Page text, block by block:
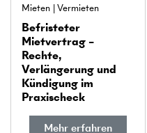
Mieten Vermieten
Befristeter
Mietvertrag –
Rechte,
Verlängerung und
Kündigung im
Praxischeck
Mehr erfahren